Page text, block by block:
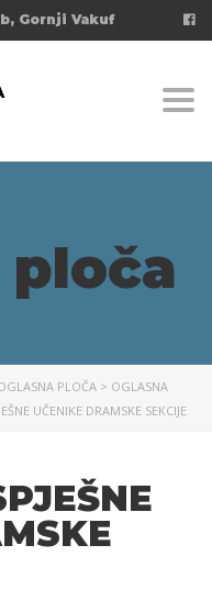
Gornji Vakuf
ploča
PLOČA > OGLASNA
UČENIKE DRAMSKE SEKCIJE